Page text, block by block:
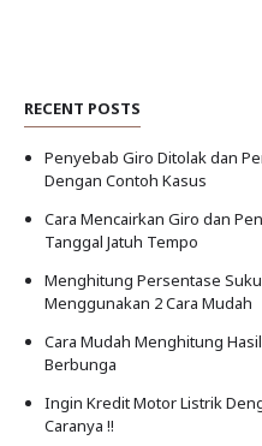
RECENT POSTS
Penyebab Giro Ditolak dan
Dengan Contoh Kasus
Cara Mencairkan Giro dan
Tanggal Jatuh Tempo
Menghitung Persentase
Menggunakan 2 Cara Mudah
Cara Mudah Menghitung
Berbunga
Ingin Kredit Motor Listrik
Caranya !!